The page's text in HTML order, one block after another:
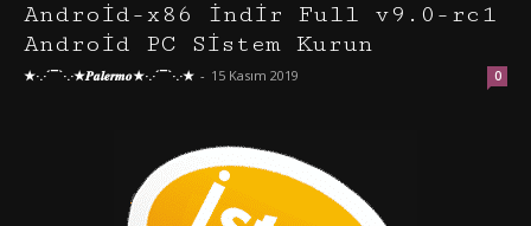
Android-x86 İndir Full v9.0-rc1
Android PC Sistem Kurun
★·.·´¯`·.·★𝑷𝒂𝒍𝒆𝒓𝒎𝒐★·.·´¯`·.·★ - 15 Kasım 2019 0